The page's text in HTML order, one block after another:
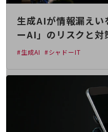
会社案内パンフレット
ニュースルーム
ニュースルームTOP
生成AIが情報漏え
ーAI」のリスクと対
#生成AI #シャドーIT